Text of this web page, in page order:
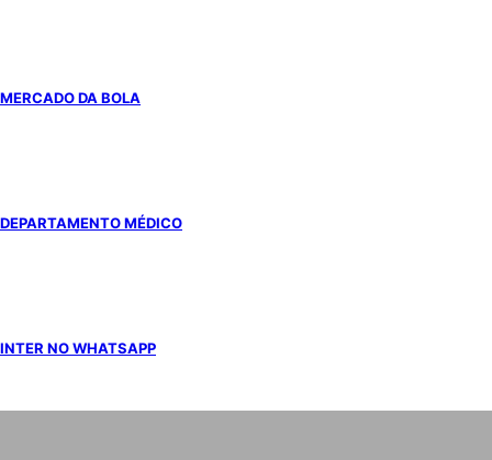
MERCADO DA BOLA
DEPARTAMENTO MÉDICO
INTER NO WHATSAPP